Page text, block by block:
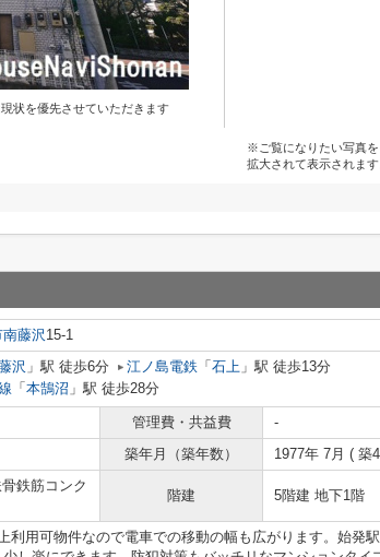
状を優先させていただきます
※ご覧になりたい写真を
拡大されて表示されます
南藤沢 15-1
沢 」駅 徒歩6分 江ノ島電鉄 「 石上 」駅 徒歩13分
「 本鵠沼 」駅 徒歩28分
管理費・共益費
-
築年月（築年数） 1977年 7月 ( 築
鉄筋コンク
階建 5階建 地下1階
利用可物件なので電車での移動の幅も広がります。始発